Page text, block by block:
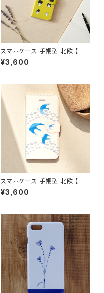
スマホケース 手帳型 北欧 【ネ
コ★ヘアースタイルコレクショ
ン】 iPhone17/16/15/SE3/An
¥3,600
スマホケース 手帳型 北欧 【雨
上がりの鳥】 iPhone17/16/15/
SE3/Android カード収納 スタ
¥3,600